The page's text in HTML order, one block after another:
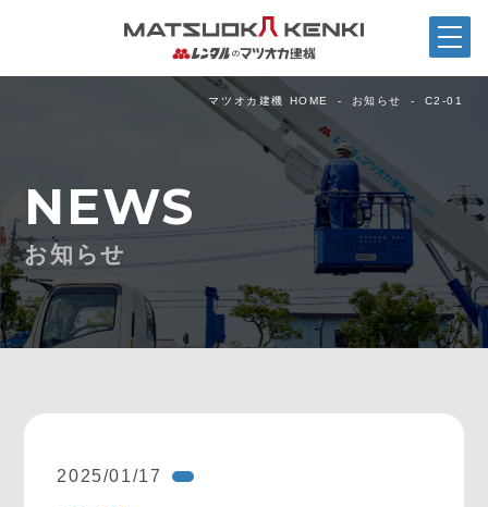
マツオカ建機 HOME お知らせ C2-01
NEWS
お知らせ
2025/01/17